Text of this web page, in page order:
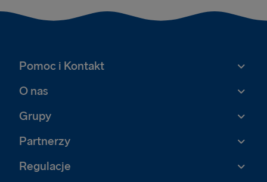
Pomoc i Kontakt
O nas
Grupy
Partnerzy
Regulacje